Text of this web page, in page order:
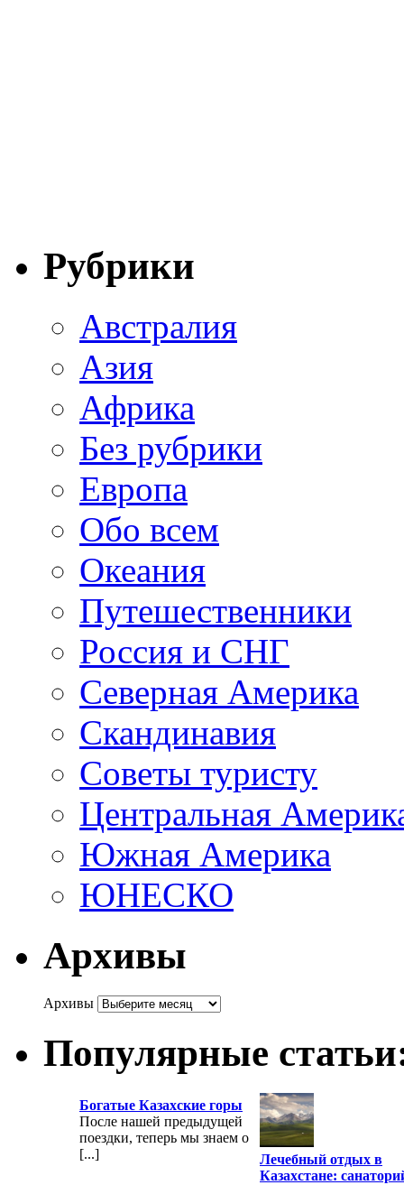
Рубрики
Австралия
Азия
Африка
Без рубрики
Европа
Обо всем
Океания
Путешественники
Россия и СНГ
Северная Америка
Скандинавия
Советы туристу
Центральная
Южная Америка
ЮНЕСКО
Архивы
Архивы
Популярные
Богатые Казахские горы
После нашей предыдущей
поездки, теперь мы знаем о
[...]
Лечебный отдых в
Казахстане: